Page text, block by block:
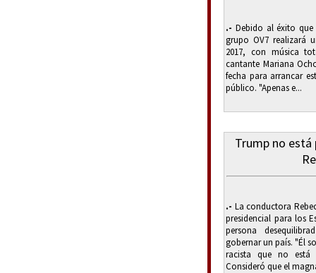
.- Debido al éxito
grupo OV7 realizará
2017, con música
cantante Mariana
fecha para arrancar
público. "Apenas e...
Trump no está
.- La conductora
presidencial para los
persona
gobernar un país. "Él
racista que no está
Consideró que el